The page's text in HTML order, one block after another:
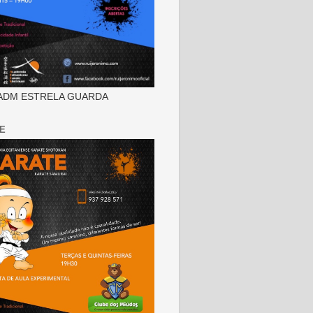
ESTRELA GUARDA